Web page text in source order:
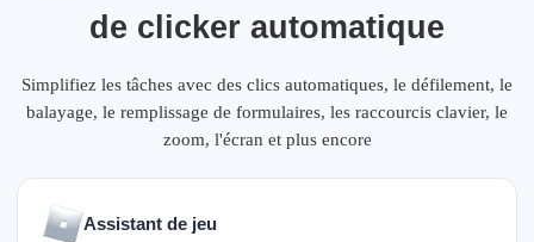
de clicker automatique
Simplifiez les tâches avec des clics automatiques, le défilement, le
balayage, le remplissage de formulaires, les raccourcis clavier, le
zoom, l'écran et plus encore
Assistant de jeu